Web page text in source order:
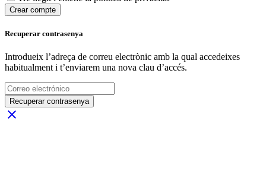
Crear compte
Recuperar contrasenya
Introdueix l’adreça de correu electrònic amb la qual accedeixes
habitualment i t’enviarem una nova clau d’accés.
Recuperar contrasenya
close